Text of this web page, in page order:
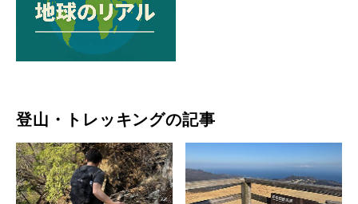
登山・トレッキングの記事